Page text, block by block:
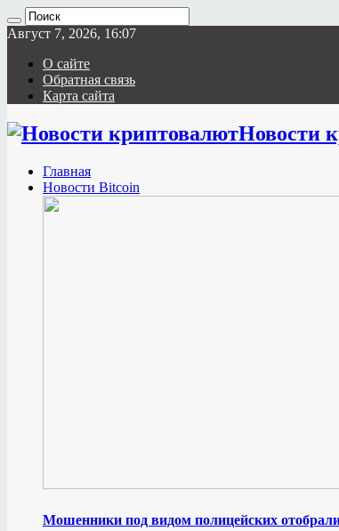
Август 7, 2026, 16:07
О сайте
Обратная связь
Карта сайта
Новости
Главная
Новости Bitcoin
Мошенники под видом полицейских